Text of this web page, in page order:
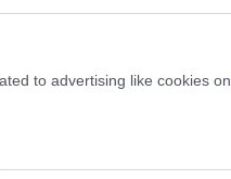
to advertising like cookies on